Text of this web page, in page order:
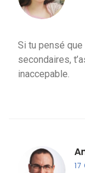
Si tu pensé
secondaires,
inaccepable.
17